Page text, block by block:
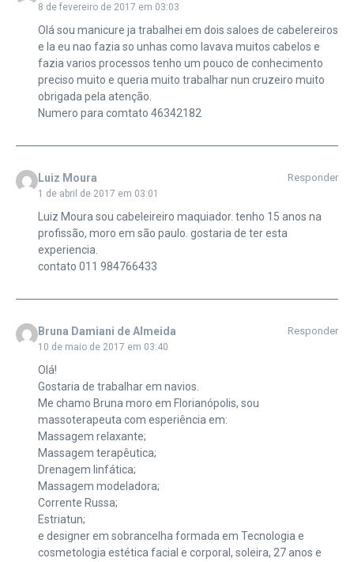
8 de fevereiro de 2017 em 03:03
Olá sou manicure ja trabalhei em dois saloes de cabelereiros
e la eu nao fazia so unhas como lavava muitos cabelos e
fazia varios processos tenho um pouco de conhecimento
preciso muito e queria muito trabalhar nun cruzeiro muito
obrigada pela atenção.
Numero para comtato 46342182
Luiz Moura
1 de abril de 2017 em 03:01
Responder
Luiz Moura sou cabeleireiro maquiador. tenho 15 anos na
profissão, moro em são paulo. gostaria de ter esta
experiencia.
contato 011 984766433
Bruna Damiani de Almeida
10 de maio de 2017 em 03:40
Responder
Olá!
Gostaria de trabalhar em navios.
Me chamo Bruna moro em Florianópolis, sou
massoterapeuta com esperiência em:
Massagem relaxante;
Massagem terapêutica;
Drenagem linfática;
Massagem modeladora;
Corrente Russa;
Estriatun;
e designer em sobrancelha formada em Tecnologia e
cosmetologia estética facial e corporal, soleira, 27 anos e